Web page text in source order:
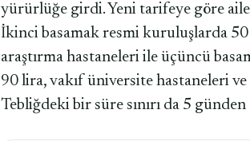
yürürlüğe girdi. Yeni tarifeye göre
İkinci basamak resmi kuruluşlarda 50
araştırma hastaneleri ile üçüncü
90 lira, vakıf üniversite hastaneleri
Tebliğdeki bir süre sınırı da 5 günden